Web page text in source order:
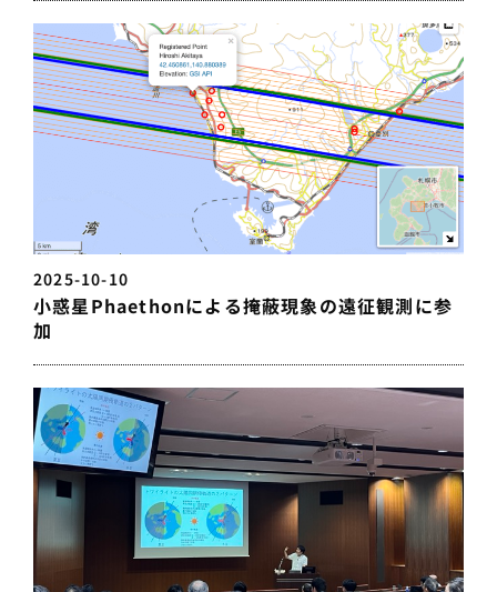
2025-10-10
小惑星Phaethonによる掩蔽現象の遠征観測に参
加